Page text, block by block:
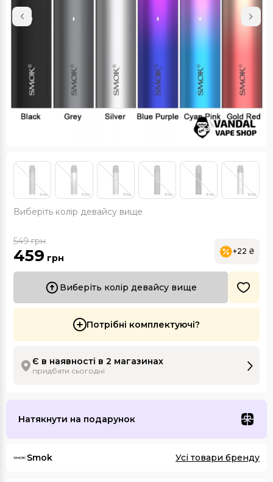
Виберіть колір девайсу вище
549грн
459 грн
+22 ₴
Виберіть колір девайсу вище
Потрібні комплектуючі?
Є в наявності в 2 магазинах
придбати сьогодні
Натякнути на подарунок
Smok Усі товари бренду